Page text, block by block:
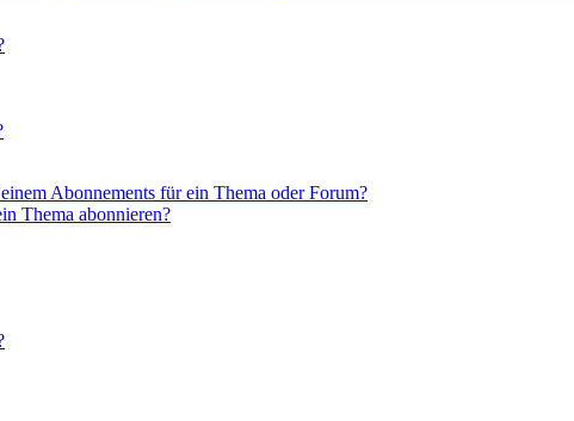
Abonnements für ein Thema oder Forum?
Thema abonnieren?